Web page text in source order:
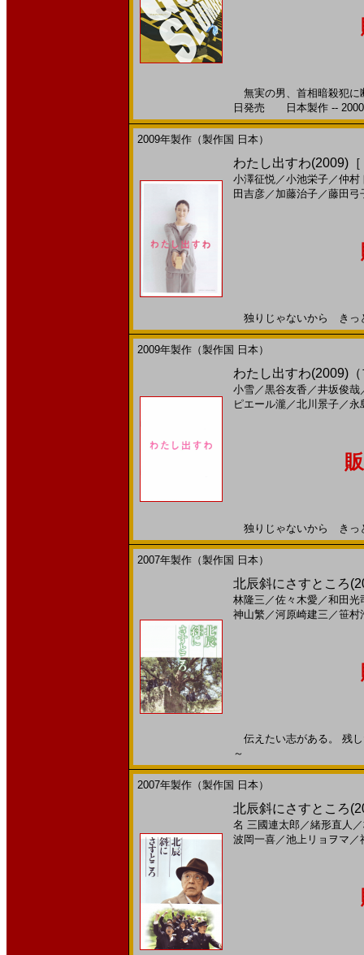
無実の男、首相暗殺犯に
日発売 日本製作 -- 2000
2009年製作（製作国 日本）
わたし出すわ(2009)
小澤征悦／小池栄子／仲村
田吉彦／ 加藤治子／藤田弓
独りじゃないから きっ
2009年製作（製作国 日本）
わたし出すわ(2009)
小雪／黒谷友香 ／井坂俊哉
ピエール瀧／北川景子／永
独りじゃないから きっ
2007年製作（製作国 日本）
北辰斜にさすところ
林隆三 ／佐々木愛／和田光
神山繁 ／河原崎建三 ／笹村
伝えたい志がある。 残
～
2007年製作（製作国 日本）
北辰斜にさすところ
名 三國連太郎 ／緒形直人 ／
波岡一喜／池上リョヲマ ／